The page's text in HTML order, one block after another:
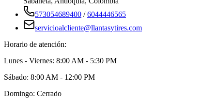
573054689400 /6044446565
servicioalcliente@llantasytires.com
Horario de atención:
Lunes - Viernes: 8:00 AM - 5:30 PM
Sábado: 8:00 AM - 12:00 PM
Domingo: Cerrado